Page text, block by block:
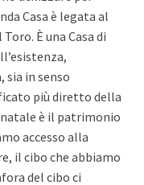
Casa è legata al
È una Casa di
in senso
più diretto della
è il patrimonio
accesso alla
il cibo che abbiamo
del cibo ci